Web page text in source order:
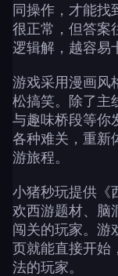
同操作，才能找
很正常，但答案
逻辑解，越容易
游戏采用漫画风
松搞笑。除了主
与趣味桥段等你
各种难关，重新
游旅程。
小猪秒玩提供《
欢西游题材、脑
闯关的玩家。游
页就能直接开始
法的玩家。